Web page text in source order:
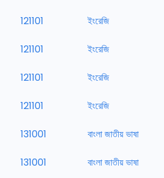
121101 ইংরেজি
121101 ইংরেজি
121101 ইংরেজি
121101 ইংরেজি
131001 বাংলা জাতীয় ভাষা
131001 বাংলা জাতীয় ভাষা